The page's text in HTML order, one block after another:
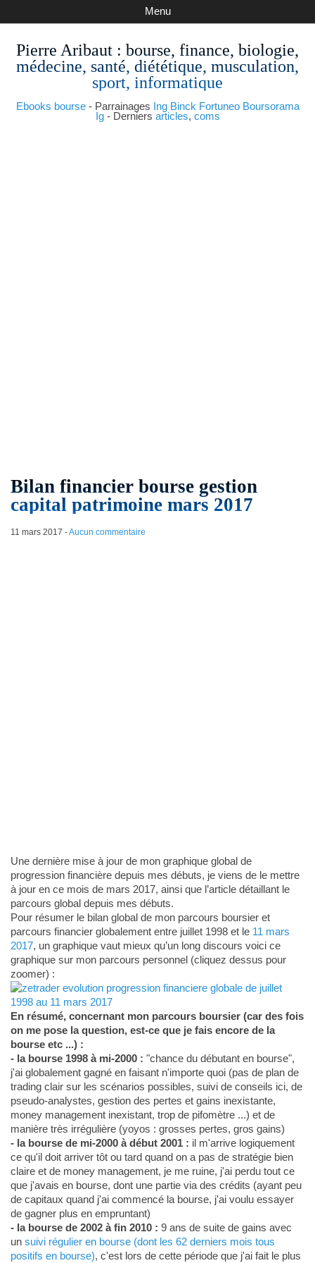
Pierre Aribaut : bourse, finance, biologie,
médecine, santé, diététique, musculation,
sport, informatique
Ebooks bourse- Parrainages Ing Binck Fortuneo Boursorama
Ig- Derniers articles, coms
Menu
Bilan financier bourse gestion
capital patrimoine mars 2017
11 mars 2017 -Aucun commentaire
Une dernière mise à jour de mon graphique global de
progression financière depuis mes débuts, je viens de le mettre
à jour en ce mois de mars 2017, ainsi que l’article détaillant le
parcours global depuis mes débuts.
Pour résumer le bilan global de mon parcours boursier et
parcours financier globalement entre juillet 1998 et le 11 mars
2017, un graphique vaut mieux qu’un long discours voici ce
graphique sur mon parcours personnel (cliquez dessus pour
zoomer) :
En résumé, concernant mon parcours boursier (car des fois
on me pose la question, est-ce que je fais encore de la
bourse etc ...) :
- la bourse 1998 à mi-2000 : "chance du débutant en bourse",
j'ai globalement gagné en faisant n'importe quoi (pas de plan de
trading clair sur les scénarios possibles, suivi de conseils ici, de
pseudo-analystes, gestion des pertes et gains inexistante,
money management inexistant, trop de pifomètre ...) et de
manière très irrégulière (yoyos : grosses pertes, gros gains)
- la bourse de mi-2000 à début 2001 : il m'arrive logiquement
ce qu'il doit arriver tôt ou tard quand on a pas de stratégie bien
claire et de money management, je me ruine, j'ai perdu tout ce
que j'avais en bourse, dont une partie via des crédits (ayant peu
de capitaux quand j'ai commencé la bourse, j'ai voulu essayer
de gagner plus en empruntant)
- la bourse de 2002 à fin 2010 : 9 ans de suite de gains avec
un suivi régulier en bourse (dont les 62 derniers mois tous
positifs en bourse), c'est lors de cette période que j'ai fait le plus